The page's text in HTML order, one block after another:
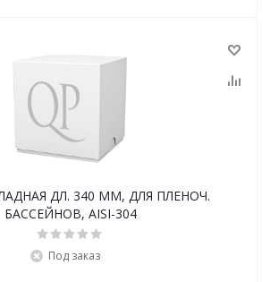
ДЛ. 340 ММ, ДЛЯ ПЛЕНОЧ.
БАССЕЙНОВ, AISI-304
Под заказ